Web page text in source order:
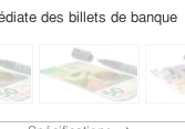
des billets de banque